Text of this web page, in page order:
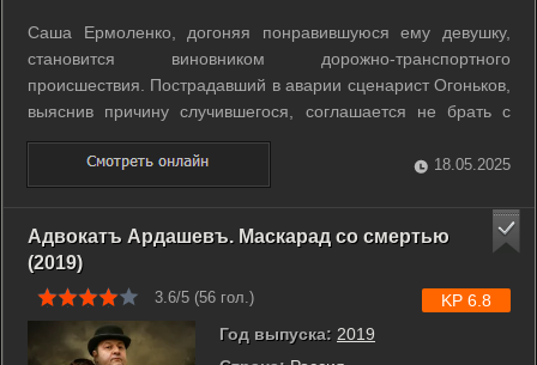
Саша Ермоленко, догоняя понравившуюся ему девушку,
становится виновником дорожно-транспортного
происшествия. Пострадавший в аварии сценарист Огоньков,
выяснив причину случившегося, соглашается не брать с
него денег на ремонт машины при условии: Саша должен
помочь ему придумать увлекательный сюжет для
рекламного ролика, заказанного Госстрахом. ...
18.05.2025
Адвокатъ Ардашевъ. Маскарад со смертью
(2019)
3.6/5 (56 гол.)
Год выпуска: 2019
KP 6.8